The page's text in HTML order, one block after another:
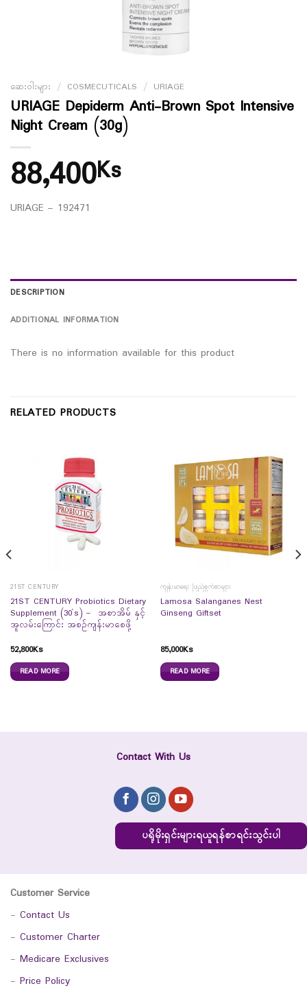
ဆေးဝါးများ / COSMECUTICALS / URIAGE
URIAGE Depiderm Anti-Brown Spot Intensive
Night Cream (30g)
88,400Ks
URIAGE – 192471
DESCRIPTION
ADDITIONAL INFORMATION
There is no information available for this product
RELATED PRODUCTS
21ST CENTURY
21ST CENTURY Probiotics Dietary
Supplement (30`s) – အစာအိမ် နှင့်
အူလမ်းကြောင်း အစဉ်ကျန်းမာစေဖို့
52,800Ks
READ MORE
ကျန်းမာရေး ဖြည့်စွက်စာများ
Lamosa Salanganes Nest
Ginseng Giftset
85,000Ks
READ MORE
Contact With Us
ပရိုမိုးရှင်းများရယူရန်စာရင်းသွင်းပါ
Customer Service
- Contact Us
- Customer Charter
- Medicare Exclusives
- Price Policy